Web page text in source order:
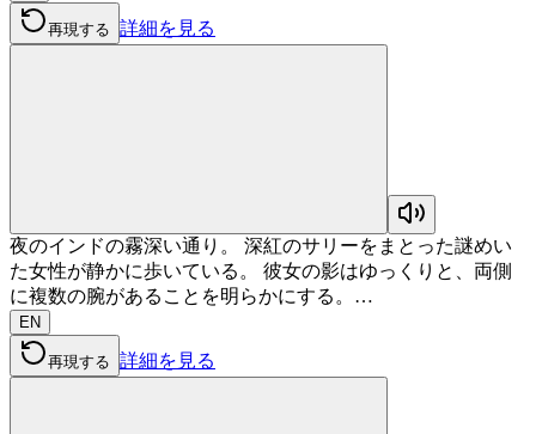
再現する 詳細を見る
夜のインドの霧深い通り。 深紅のサリーをまとった謎めい
た女性が静かに歩いている。 彼女の影はゆっくりと、両側
に複数の腕があることを明らかにする。…
EN
再現する 詳細を見る